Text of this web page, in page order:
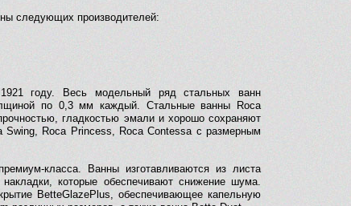
следующих производителей:
году. Весь модельный ряд стальных ванн
по 0,3 мм каждый. Стальные ванны Roca
гладкостью эмали и хорошо сохраняют
Swing, Roca Princess, Roca Contessa с размерным
класса. Ванны изготавливаются из листа
которые обеспечивают снижение шума.
BetteGlazePlus, обеспечивающее капельную